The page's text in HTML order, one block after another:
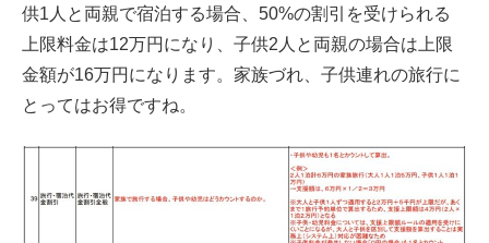
供1人と両親で宿泊する場合、50%の割引を受けられる
上限料金は12万円になり、子供2人と両親の場合は上限
金額が16万円になります。家族づれ、子供連れの旅行に
とってはお得ですね。